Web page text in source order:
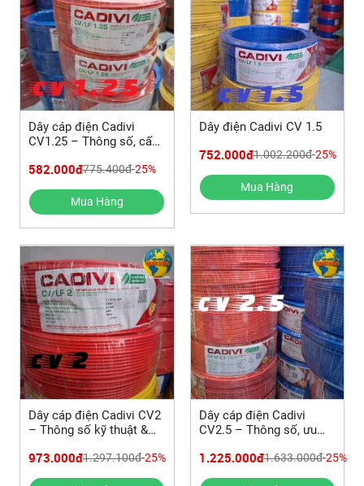
Dây cáp điện Cadivi
CV1.25 – Thông số, cấu
582.000đ775.400đ-25%
Mua Hàng
Dây điện Cadivi CV 1.5
752.000đ1.002.200đ-25%
Mua Hàng
Dây cáp điện Cadivi CV2
– Thông số kỹ thuật &
973.000đ1.297.100đ-25%
Dây cáp điện Cadivi
CV2.5 – Thông số, ưu
1.225.000đ1.633.000đ-25%